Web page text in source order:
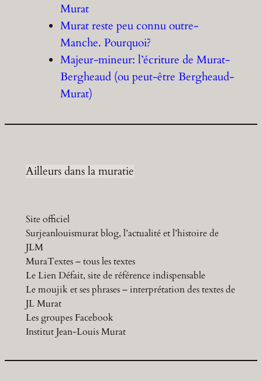
Murat
Murat reste peu connu outre-
Manche. Pourquoi?
Majeur-mineur: l’écriture de Murat-
Bergheaud (ou peut-être Bergheaud-
Murat)
Ailleurs dans la muratie
Site officiel
Surjeanlouismurat blog, l’actualité et l’histoire de
JLM
MuraTextes – tous les textes
Le Lien Défait, site de référence indispensable
Le moujik et ses phrases – interprétation des textes de
JL Murat
Les groupes Facebook
Institut Jean-Louis Murat